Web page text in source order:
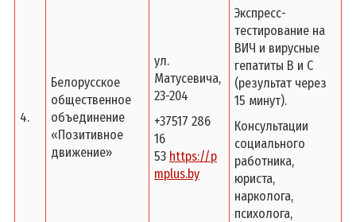
4.
Белорусское
общественное
объединение
«Позитивное
движение»
ул.
Матусевича,
23-204
+37517 286
16
53 https://p
mplus.by
Экспресс-
тестирование на
ВИЧ и вирусные
гепатиты В и С
(результат через
15 минут).
Консультации
социального
работника,
юриста,
нарколога,
психолога,